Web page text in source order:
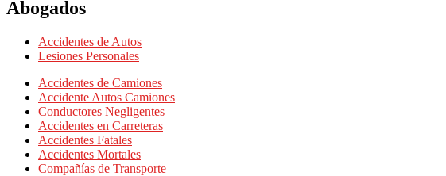
Abogados
Accidentes de Autos
Lesiones Personales
Accidentes de Camiones
Accidente Autos Camiones
Conductores Negligentes
Accidentes en Carreteras
Accidentes Fatales
Accidentes Mortales
Compañías de Transporte